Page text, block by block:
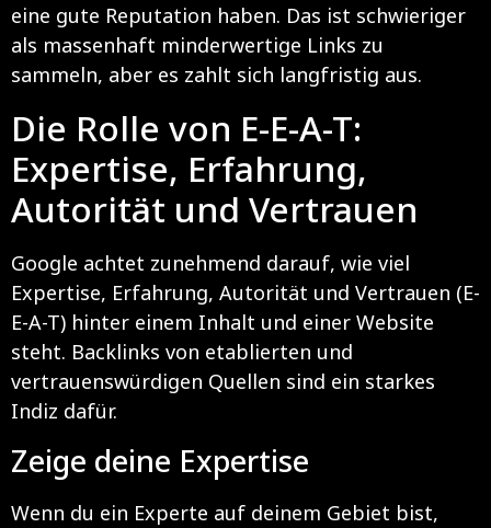
eine gute Reputation haben. Das ist schwieriger
als massenhaft minderwertige Links zu
sammeln, aber es zahlt sich langfristig aus.
Die Rolle von E-E-A-T:
Expertise, Erfahrung,
Autorität und Vertrauen
Google achtet zunehmend darauf, wie viel
Expertise, Erfahrung, Autorität und Vertrauen (E-
E-A-T) hinter einem Inhalt und einer Website
steht. Backlinks von etablierten und
vertrauenswürdigen Quellen sind ein starkes
Indiz dafür.
Zeige deine Expertise
Wenn du ein Experte auf deinem Gebiet bist,